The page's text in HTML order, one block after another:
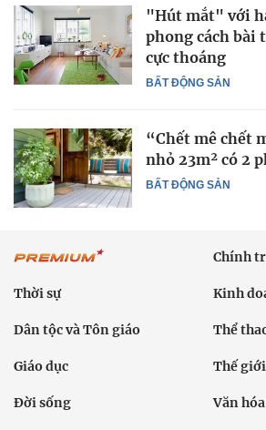
BẤT ĐỘNG SẢN
"Hút mắt" với
phong cách
cực thoáng
BẤT ĐỘNG SẢN
“Chết mê chết
nhỏ 23m² có 2
Chính
Thời sự Kinh
Dân tộc và Tôn giáo Thể
Giáo dục Thế giới
Đời sống Văn